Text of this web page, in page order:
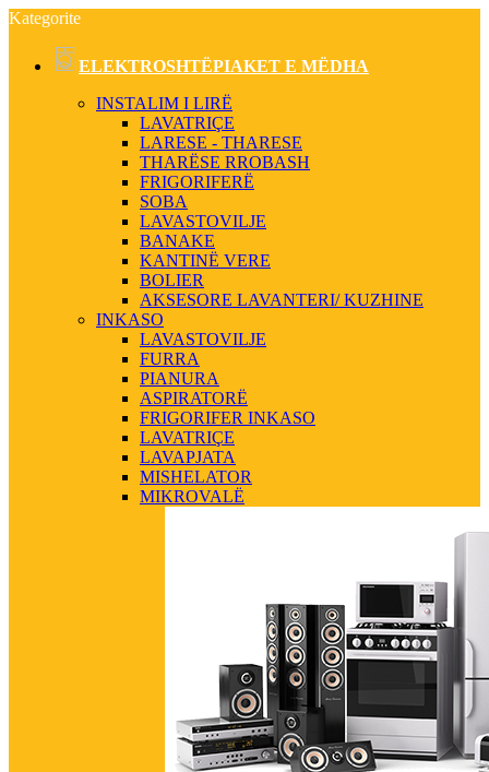
Kategorite
ELEKTROSHTËPIAKET E MËDHA
INSTALIM I LIRË
LAVATRIÇE
LARESE - THARESE
THARËSE RROBASH
FRIGORIFERË
SOBA
LAVASTOVILJE
BANAKE
KANTINË VERE
BOLIER
AKSESORE LAVANTERI/ KUZHINE
INKASO
LAVASTOVILJE
FURRA
PIANURA
ASPIRATORË
FRIGORIFER INKASO
LAVATRIÇE
LAVAPJATA
MISHELATOR
MIKROVALË